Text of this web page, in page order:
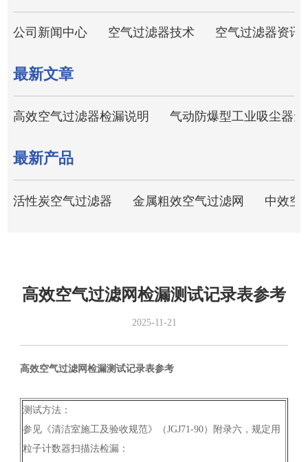
公司新闻中心 空气过滤器技术 空气过滤器资讯
最新文章
高效空气过滤器检漏说明 气动防爆型工业吸尘器
最新产品
活性炭空气过滤器 金属粗效空气过滤网 中效空
高效空气过滤网检漏测试记录表参考
2025-11-21
高效空气过滤网检漏测试记录表参考
测试方法：
参见《清洁室施工及验收规范》（JGJ71-90）附录六，规定用
粒子计数器扫描法检漏：